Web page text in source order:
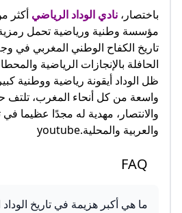
باختصار، نادي الوداد الرياضي أكثر
مؤسسة وطنية ورياضية تحمل
تاريخ الكفاح الوطني المغربي في
الحافلة بالإنجازات الرياضية
ظل الوداد أيقونة رياضية ووطنية
واسعة من كل أنحاء المغرب، تلتف
والانتصار، مهدية له مجدًا عظيما في
والعربية والمحلية.youtube
FAQ
ما هي أكبر هزيمة في تاريخ